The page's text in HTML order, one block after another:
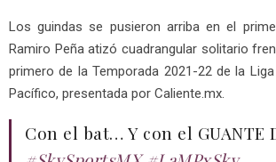
Los guindas se pusieron arriba en el
Ramiro Peña atizó cuadrangular solitario
primero de la Temporada 2021-22 de la
Pacífico, presentada por Caliente.mx.
Con el bat… Y con el GUANTE